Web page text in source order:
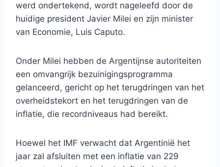
werd ondertekend, wordt nageleefd door de
huidige president Javier Milei en zijn minister
van Economie, Luis Caputo.
Onder Milei hebben de Argentijnse autoriteiten
een omvangrijk bezuinigingsprogramma
gelanceerd, gericht op het terugdringen van het
overheidstekort en het terugdringen van de
inflatie, die recordniveaus had bereikt.
Hoewel het IMF verwacht dat Argentinië het
jaar zal afsluiten met een inflatie van 229